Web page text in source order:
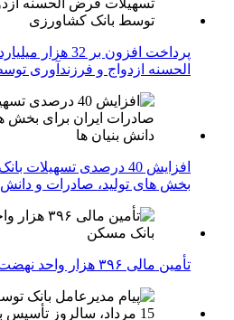
پرداخت افزون بر
الحسنه ازدواج و فرزندآوری
افزایش 40 درصدی
بخش های تولید، صادرات و دانش
تأمین مالی ۳۹۶ هزار واحد نهضت ملی توسط بانک مسکن